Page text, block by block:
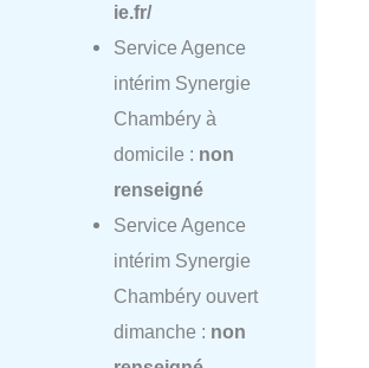
ie.fr/
Service Agence
intérim Synergie
Chambéry à
domicile : non
renseigné
Service Agence
intérim Synergie
Chambéry ouvert
dimanche : non